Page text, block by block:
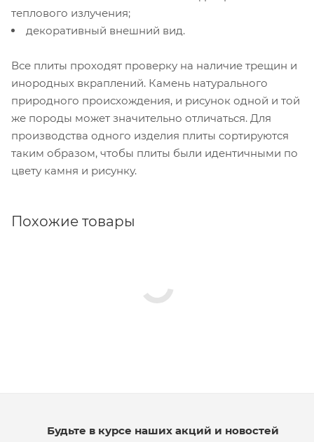
теплового излучения;
декоративный внешний вид.
Все плиты проходят проверку на наличие трещин и
инородных вкраплений. Камень натурального
природного происхождения, и рисунок одной и той
же породы может значительно отличаться. Для
производства одного изделия плиты сортируются
таким образом, чтобы плиты были идентичными по
цвету камня и рисунку.
Похожие товары
Будьте в курсе наших акций и новостей